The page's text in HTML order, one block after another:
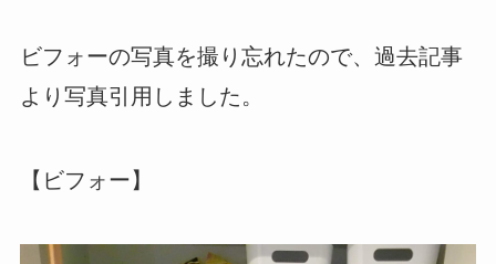
ビフォーの写真を撮り忘れたので、過去記事
より写真引用しました。
【ビフォー】